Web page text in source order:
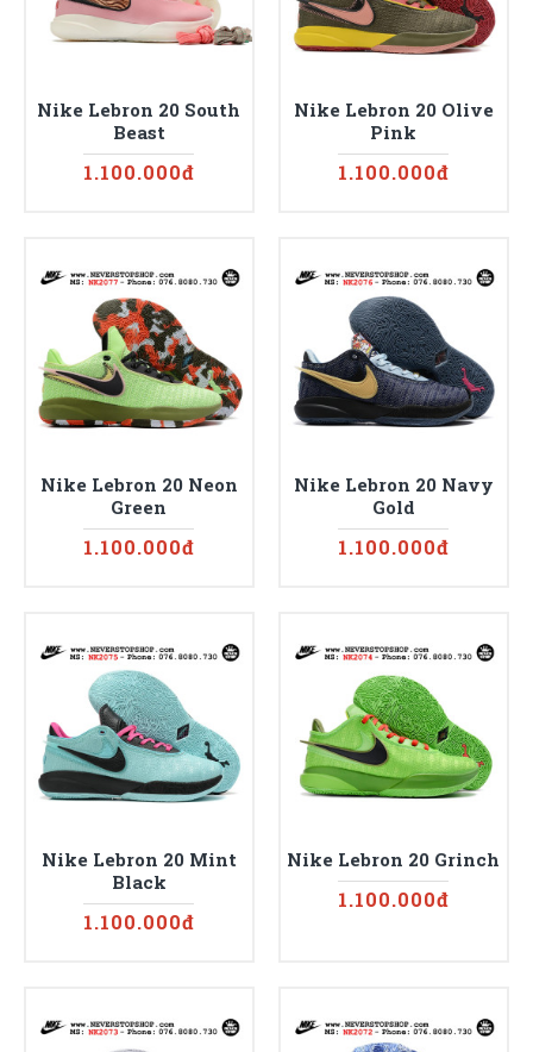
Nike Lebron 20 South
Beast
1.100.000đ
Nike Lebron 20 Olive
Pink
1.100.000đ
Nike Lebron 20 Neon
Green
1.100.000đ
Nike Lebron 20 Navy
Gold
1.100.000đ
Nike Lebron 20 Mint
Black
1.100.000đ
Nike Lebron 20 Grinch
1.100.000đ